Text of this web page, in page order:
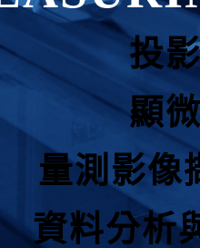
投
顯
量測影像
資料分析